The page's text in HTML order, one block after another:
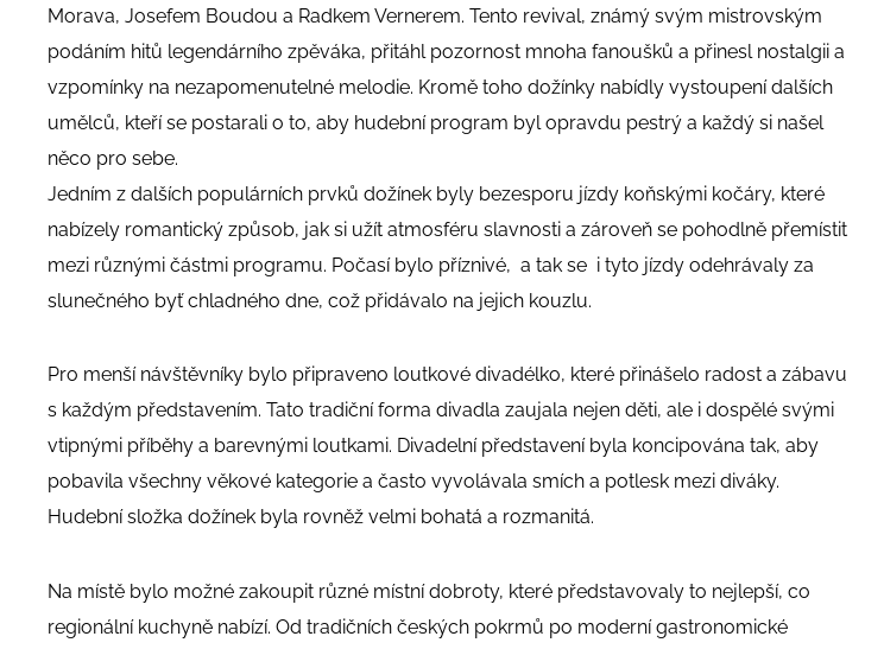
Morava, Josefem Boudou a Radkem Vernerem. Tento revival, známý svým mistrovským
podáním hitů legendárního zpěváka, přitáhl pozornost mnoha fanoušků a přinesl nostalgii a
vzpomínky na nezapomenutelné melodie. Kromě toho dožínky nabídly vystoupení dalších
umělců, kteří se postarali o to, aby hudební program byl opravdu pestrý a každý si našel
něco pro sebe.
Jedním z dalších populárních prvků dožínek byly bezesporu jízdy koňskými kočáry, které
nabízely romantický způsob, jak si užít atmosféru slavnosti a zároveň se pohodlně přemístit
mezi různými částmi programu. Počasí bylo příznivé, a tak se i tyto jízdy odehrávaly za
slunečného byť chladného dne, což přidávalo na jejich kouzlu.
Pro menší návštěvníky bylo připraveno loutkové divadélko, které přinášelo radost a zábavu
s každým představením. Tato tradiční forma divadla zaujala nejen děti, ale i dospělé svými
vtipnými příběhy a barevnými loutkami. Divadelní představení byla koncipována tak, aby
pobavila všechny věkové kategorie a často vyvolávala smích a potlesk mezi diváky.
Hudební složka dožínek byla rovněž velmi bohatá a rozmanitá.
Na místě bylo možné zakoupit různé místní dobroty, které představovaly to nejlepší, co
regionální kuchyně nabízí. Od tradičních českých pokrmů po moderní gastronomické